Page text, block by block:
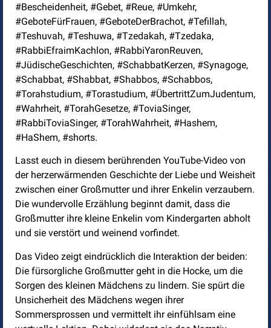
#Bescheidenheit, #Gebet, #Reue, #Umkehr,
#GeboteFürFrauen, #GeboteDerBrachot, #Tefillah,
#Teshuvah, #Teshuwa, #Tzedakah, #Tzedaka,
#RabbiEfraimKachlon, #RabbiYaronReuven,
#JüdischeGeschichten, #SchabbatKerzen, #Synagoge,
#Schabbat, #Shabbat, #Shabbos, #Schabbos,
#Torahstudium, #Torastudium, #ÜbertrittZumJudentum,
#Wahrheit, #TorahGesetze, #ToviaSinger,
#RabbiToviaSinger, #TorahWahrheit, #Hashem,
#HaShem, #shorts.
Lasst euch in diesem berührenden YouTube-Video von
der herzerwärmenden Geschichte der Liebe und Weisheit
zwischen einer Großmutter und ihrer Enkelin verzaubern.
Die wundervolle Erzählung beginnt damit, dass die
Großmutter ihre kleine Enkelin vom Kindergarten abholt
und sie verstört und weinend vorfindet.
Das Video zeigt eindrücklich die Interaktion der beiden:
Die fürsorgliche Großmutter geht in die Hocke, um die
Sorgen des kleinen Mädchens zu lindern. Sie spürt die
Unsicherheit des Mädchens wegen ihrer
Sommersprossen und vermittelt ihr einfühlsam eine